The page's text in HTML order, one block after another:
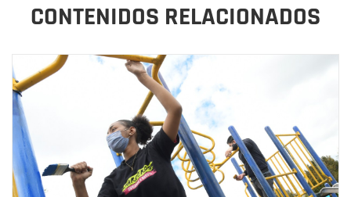
CONTENIDOS RELACIONADOS